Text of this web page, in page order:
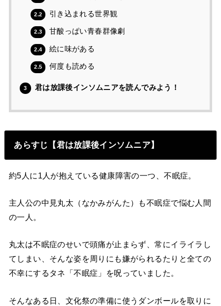
2.2 引き込まれる世界観
2.3 甘酸っぱい青春群像劇
2.4 絵に味がある
2.5 何度も読める
3 君は放課後インソムニアを読んでみよう！
あらすじ【君は放課後インソムニア】
約5人に1人が抱えている健康障害の一つ、不眠症。
主人公の中見丸太（なかみがんた）も不眠症で悩む人間
の一人。
丸太は不眠症のせいで頭痛が止まらず、常にイライラし
てしまい、そんな姿を周りにも嫌がられるたりと全ての
不幸にするタネ「不眠症」を呪っていました。
そんなある日、文化祭の準備に使うダンボールを取りに